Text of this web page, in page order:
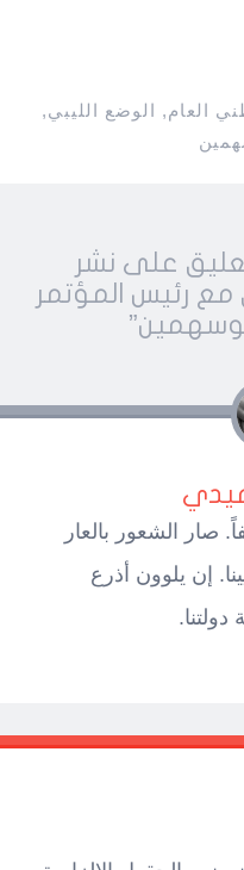
العام, الوضع الليبي,
على نشر
رئيس المؤتمر
”
صار الشعور بالعار
إن يلوون أذرع